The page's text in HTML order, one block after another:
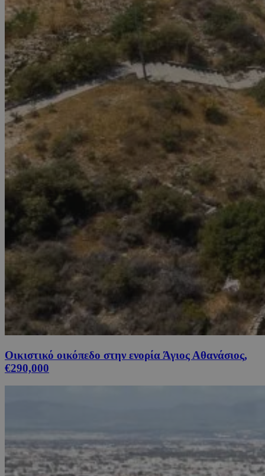
Οικιστικό οικόπεδο στην ενορία Άγιος Αθανάσιος,
€290,000